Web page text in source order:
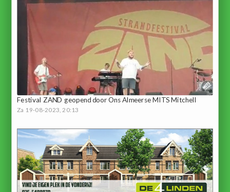
Festival ZAND geopend door Ons Almeerse MITS Mitchell
Za 19-08-2023, 20:13